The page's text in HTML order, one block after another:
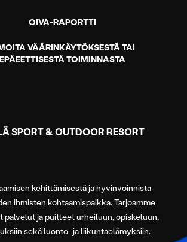
OIVA-RAPORTTI
VÄÄRINKÄYTÖKSESTÄ TAI
EPÄEETTISESTÄ TOIMINNASTA
SPORT & OUTDOOR RESORT
kehittämisestä ja hyvinvoinnista
ihmisten kohtaamispaikka. Tarjoamme
palvelut ja puitteet urheiluun, opiskeluun,
sekä luonto- ja liikuntaelämyksiin.